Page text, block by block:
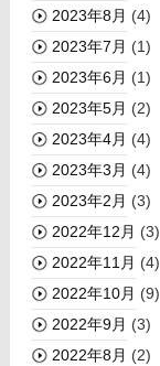
2023年8月 (4)
2023年7月 (1)
2023年6月 (1)
2023年5月 (2)
2023年4月 (4)
2023年3月 (4)
2023年2月 (3)
2022年12月 (3)
2022年11月 (4)
2022年10月 (9)
2022年9月 (3)
2022年8月 (2)